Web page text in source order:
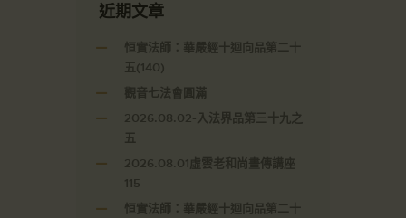
近期文章
恒實法師：華嚴經十迴向品第二十
五(140)
觀音七法會圓滿
2026.08.02-入法界品第三十九之
五
2026.08.01虛雲老和尚畫傳講座
115
恒實法師：華嚴經十迴向品第二十